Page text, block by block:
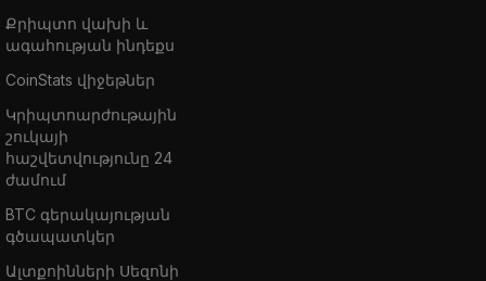
Քրիպտո վախի և
ագահության ինդեքս
CoinStats վիջեթներ
Կրիպտոարժութային
շուկայի
հաշվետվությունը 24
ժամում
BTC գերակայության
գծապատկեր
Ալտքոինների Սեզոնի